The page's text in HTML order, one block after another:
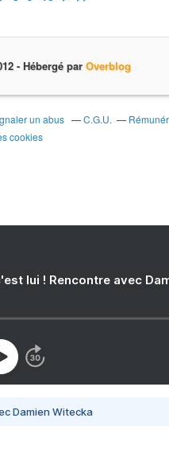
- Hébergé par Overblog
un abus C.G.U.
cookies
lui ! Rencontre avec
Damien Witecka